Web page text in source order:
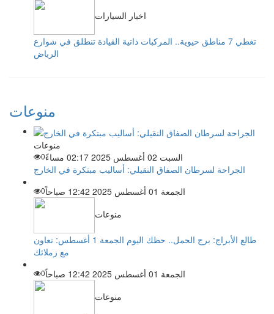
اخبار السيارات
تغطي 7 مناطق حيوية.. المركبات ذاتية القيادة تنطلق في شوارع
الرياض
منوعات
منوعات
السبت 02 أغسطس 2025 02:17 مساءً
0
الجراحة لسرطان الصفاق النقيلي: أساليب مبتكرة في الخارج
الجمعة 01 أغسطس 2025 12:42 صباحاً
0
منوعات
طالع الأبراج: برج الحمل.. حظك اليوم الجمعة 1 أغسطس: تعاون
مع زملائك
الجمعة 01 أغسطس 2025 12:42 صباحاً
0
منوعات